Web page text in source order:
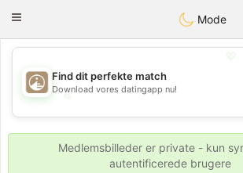
ahebik
Toggle
Mode
💖
💕
Find dit perfekte match
Download vores datingapp nu!
Medlemsbilleder er private - kun
autentificerede brugere